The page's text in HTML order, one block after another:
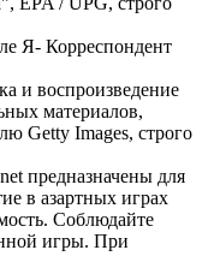
Я- Корреспондент
и воспроизведение
материалов,
Getty Images, строго
предназначены для
в азартных играх
Соблюдайте
игры. При